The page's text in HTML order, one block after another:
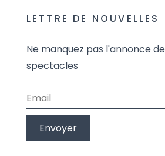
LETTRE DE NOUVELLES
Ne manquez pas l'annonce
spectacles